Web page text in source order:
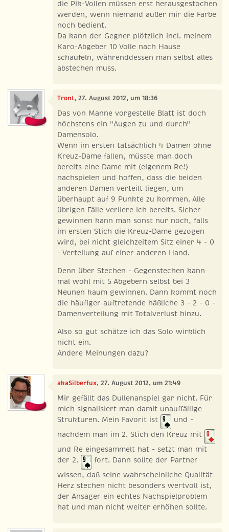
die Pik-Vollen müssen erst herausgestochen
werden, wenn niemand außer mir die Farbe
noch bedient.
Da kann der Gegner plötzlich incl. meinem
Karo-Abgeber 10 Volle nach Hause
schaufeln, währenddessen man selbst alles
abstechen muss.
Tront, 27. August 2012, um 18:36
Das von Manne vorgestelle Blatt ist doch
höchstens ein "Augen zu und durch"
Damensolo.
Wenn im ersten tatsächlich 4 Damen ohne
Kreuz-Dame fallen, müsste man doch
bereits eine Dame mit (eigenem Re!)
nachspielen und hoffen, dass die beiden
anderen Damen verteilt liegen, um
überhaupt auf 9 Punkte zu kommen. Alle
übrigen Fälle verliere ich bereits. Sicher
gewinnen kann man sonst nur noch, falls
im ersten Stich die Kreuz-Dame gezogen
wird, bei nicht gleichzeitem Sitz einer 4 - 0
- Verteilung auf einer anderen Hand.
Denn über Stechen - Gegenstechen kann
mal wohl mit 5 Abgebern selbst bei 3
Neunen kaum gewinnen. Dann kommt noch
die häufiger auftretende häßliche 3 - 2 - 0 -
Damenverteilung mit Totalverlust hinzu.
Also so gut schätze ich das Solo wirklich
nicht ein.
Andere Meinungen dazu?
akaSilberfux, 27. August 2012, um 21:49
Mir gefällt das Dullenanspiel gar nicht. Für
mich signalisiert man damit unauffällige
Strukturen. Mein Favorit ist
und -
nachdem man im 2. Stich den Kreuz mit
und Re eingesammelt hat - setzt man mit
der 2.
fort. Dann sollte der Partner
wissen, daß seine wahrscheinliche Qualität
Herz stechen nicht besonders wertvoll ist,
der Ansager ein echtes Nachspielproblem
hat und man nicht weiter erhöhen sollte.